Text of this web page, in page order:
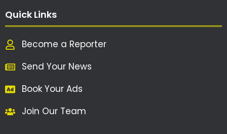
Quick Links
Become a Reporter
Send Your News
Book Your Ads
Join Our Team